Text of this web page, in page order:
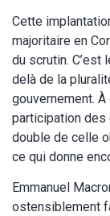
Cette
majoritaire en
du scrutin.
delà de la
gouvernement.
participation
double de celle
ce qui donne
Emmanuel
ostensiblement